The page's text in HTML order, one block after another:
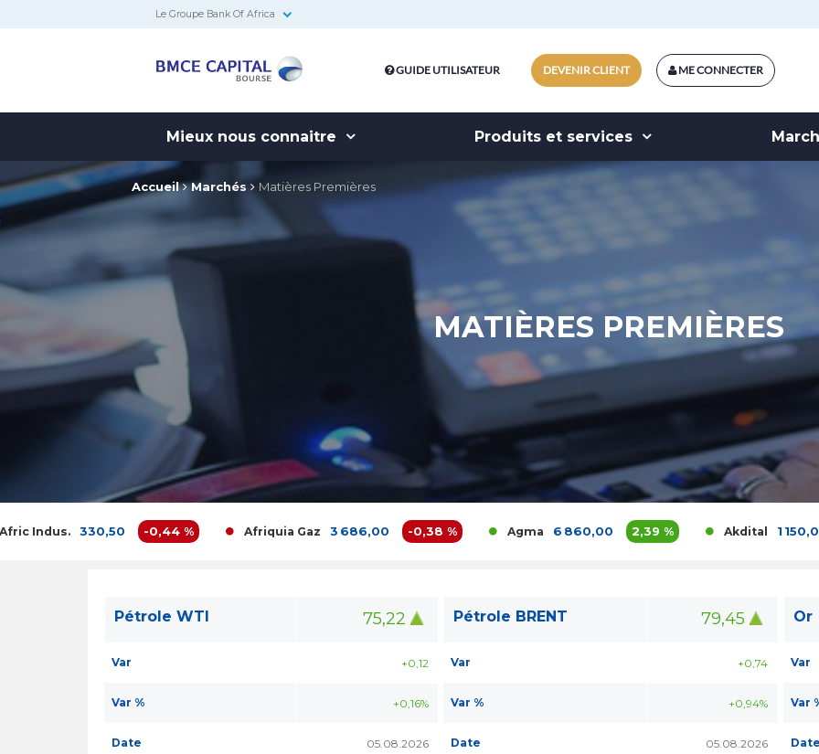
Le Groupe Bank Of Africa
Bourse
ME CONNECTER
DEVENIR CLIENT
GUIDE UTILISATEUR
Mieux nous connaitre Produits et services
Accueil Marchés Matières Premières
MATIÈRES PREMIÈRES
Indus. 330,50 -0,44 % Afriquia Gaz 3 686,00 -0,38 % Agma 6 860,00 2,39 % Akdital 1 150,00
Pétrole WTI 75,22
Var +0,12
Var % +0,16%
Date 05.08.2026
Pétrole BRENT 79,45
Var +0,74
Var % +0,94%
Date 05.08.2026
Or
Var
Var
Date